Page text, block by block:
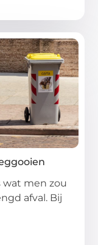
wat men zou
afval. Bij